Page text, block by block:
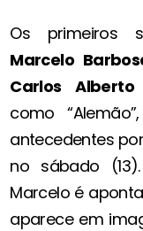
Os primeiros
Marcelo
Carlos Alberto
como
antecedentes
no sábado
Marcelo é
aparece em